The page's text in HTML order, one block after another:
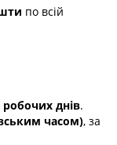
по всій
робочих днів.
часом), за